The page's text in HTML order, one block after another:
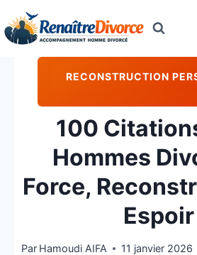
Aller
au
RECONSTRUCTION
100
Hommes
Force,
Espoir
Par Hamoudi AIFA
11 janvier 2026